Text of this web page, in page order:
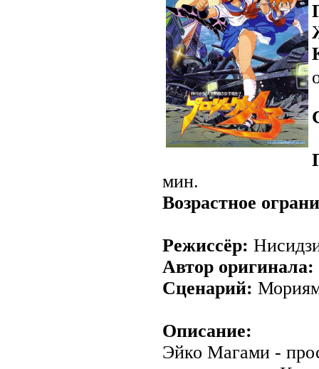
мин.
Возрастное
Режиссёр:
Автор оригинала:
Сценарий:
Описание:
Эйко Магами -